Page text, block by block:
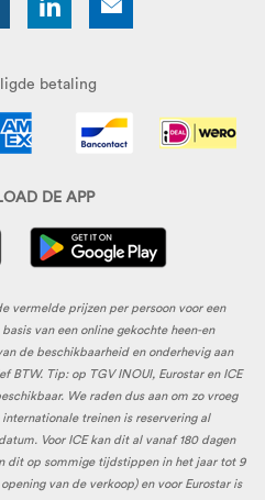
betaling
DE APP
vermelde prijzen per persoon voor een
van een online gekochte heen-en
de beschikbaarheid en onderhevig aan
BTW. Tip: op TGV INOUI, Eurostar en ICE
We raden dus aan om zo vroeg
treinen is reservering al
Voor ICE kan dit al vanaf 180 dagen
dit op sommige tijdstippen in het jaar tot 9
van de verkoop) en voor Eurostar is